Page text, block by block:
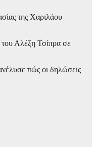
της Χαριλάου
Αλέξη Τσίπρα σε
πώς οι δηλώσεις